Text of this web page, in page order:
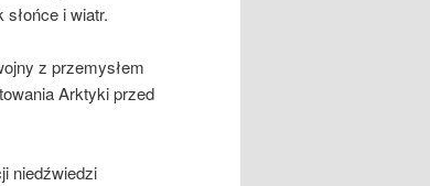
i wiatr.
z przemysłem
Arktyki przed
niedźwiedzi